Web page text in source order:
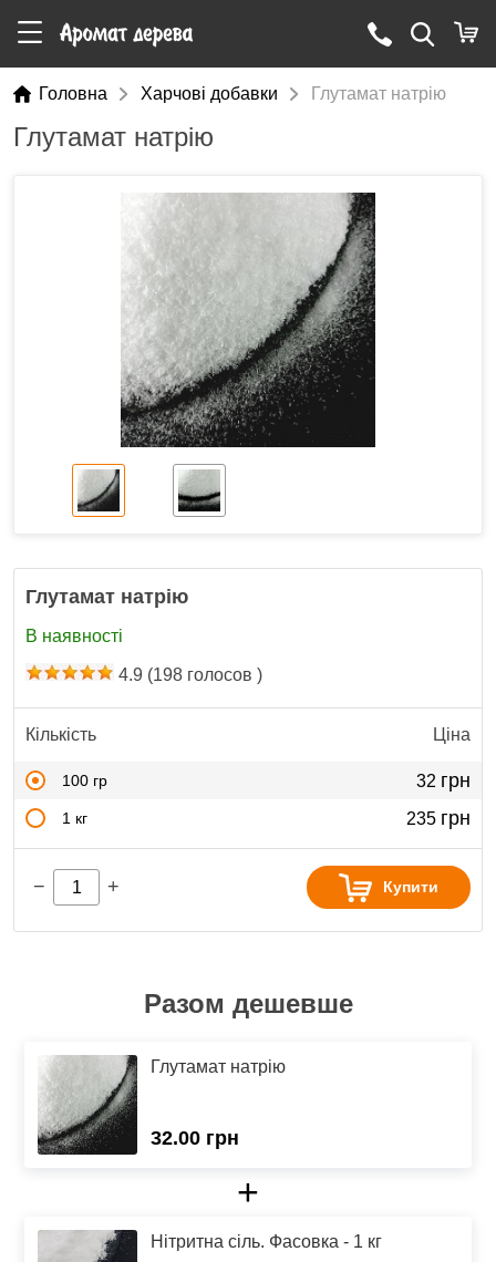
Головна Харчові добавки Глутамат натрію
Глутамат натрію
Глутамат натрію
В наявності
4.9 (198 голосов )
Кількість Ціна
100 гр 32 грн
1 кг 235 грн
− + Купити
Разом дешевше
Глутамат натрію
32.00 грн
+
Нітритна сіль. Фасовка - 1 кг